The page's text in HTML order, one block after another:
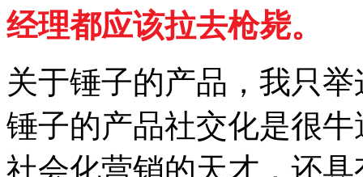
经理都应该拉去枪毙。
关于锤子的产品，我只
锤子的产品社交化是很
社会化营销的天才，还